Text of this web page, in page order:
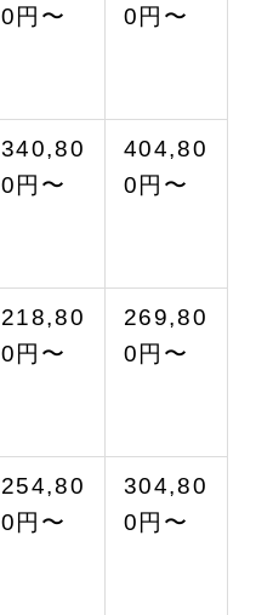
0円〜 0円〜
340,80
0円〜
404,80
0円〜
218,80
0円〜
269,80
0円〜
254,80
0円〜
304,80
0円〜